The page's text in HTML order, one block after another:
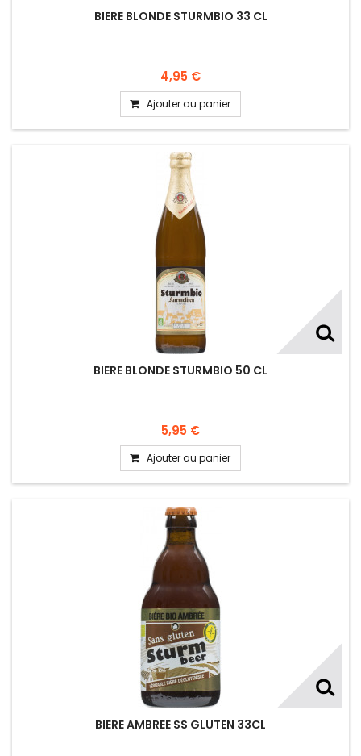
BIERE BLONDE STURMBIO 33 CL
4,95 €
Ajouter au panier
BIERE BLONDE STURMBIO 50 CL
5,95 €
Ajouter au panier
BIERE AMBREE SS GLUTEN 33CL